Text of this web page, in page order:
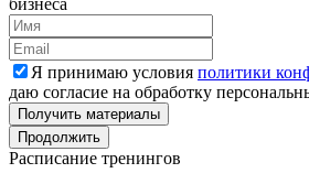
Я принимаю условия политики
даю согласие на обработку
Получить материалы
Продолжить
Расписание тренингов